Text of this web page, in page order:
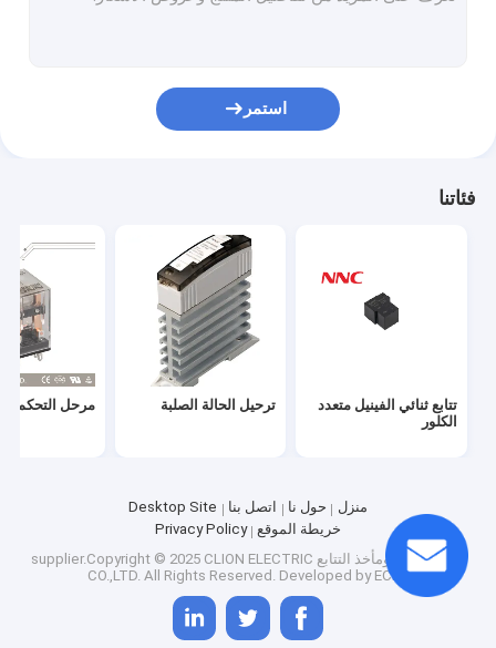
مرحل الغرض العام
استمر
فئاتنا
تتابع ثنائي الفينيل متعدد
الكلور
ترحيل الحالة الصلبة مرحل التحكم
منزل حول نا اتصل بنا
Desktop Site
خريطة الموقع
Privacy Policy
China مأخذ، ومأخذ التتابع
supplier.Copyright © 2025 CLION ELECTRIC
CO.,LTD. All Rights Reserved. Developed by ECER